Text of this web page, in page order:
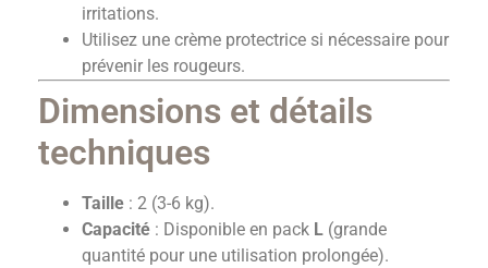
irritations.
Utilisez une crème protectrice si nécessaire pour
prévenir les rougeurs.
Dimensions et détails
techniques
Taille : 2 (3-6 kg).
Capacité : Disponible en pack L (grande
quantité pour une utilisation prolongée).